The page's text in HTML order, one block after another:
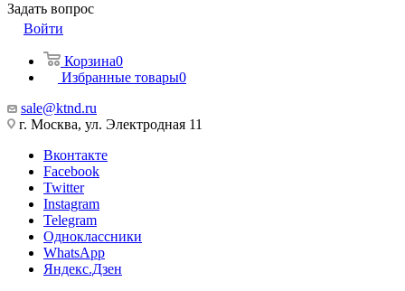
Задать вопрос
Войти
Корзина0
Избранные товары0
sale@ktnd.ru
г. Москва, ул. Электродная 11
Вконтакте
Facebook
Twitter
Instagram
Telegram
Одноклассники
WhatsApp
Яндекс.Дзен